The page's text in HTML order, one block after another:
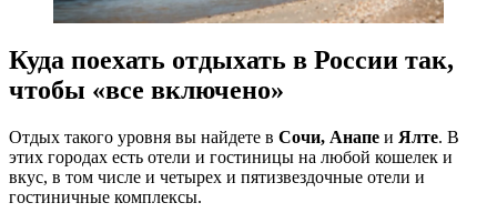
Куда поехать отдыхать в России так,
чтобы «все включено»
Отдых такого уровня вы найдете в Сочи, Анапе и Ялте. В
этих городах есть отели и гостиницы на любой кошелек и
вкус, в том числе и четырех и пятизвездочные отели и
гостиничные комплексы.